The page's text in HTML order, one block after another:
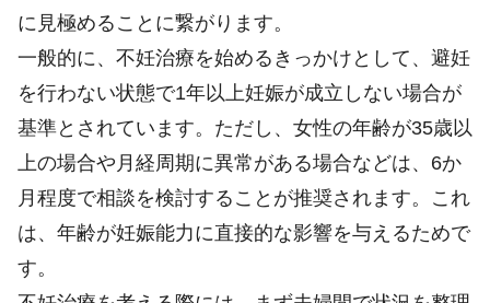
に見極めることに繋がります。
一般的に、不妊治療を始めるきっかけとして、避妊
を行わない状態で1年以上妊娠が成立しない場合が
基準とされています。ただし、女性の年齢が35歳以
上の場合や月経周期に異常がある場合などは、6か
月程度で相談を検討することが推奨されます。これ
は、年齢が妊娠能力に直接的な影響を与えるためで
す。